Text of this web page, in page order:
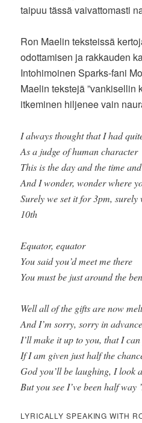
taipuu tässä vaivattomasti
Ron Maelin teksteissä
odottamisen ja rakkauden
Intohimoinen Sparks-fani
Maelin tekstejä ”vankisellin
itkeminen hiljenee vain
I always thought that I had
As a judge of human character
This is the day and the time
And I wonder, wonder where
Surely we set it for 3pm,
10th
Equator, equator
You said you’d meet me there
You must be just around the
Well all of the gifts are now
And I’m sorry, sorry in advance
I’ll make it up to you, that I
If I am given just half the
God you’ll be laughing, I look
But you see I’ve been half way
LYRICALLY SPEAKING WITH